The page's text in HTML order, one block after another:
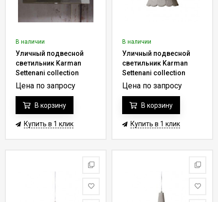
В наличии
Уличный подвесной
светильник Karman
Settenani collection
SE687N7-EXT
Цена по запросу
В корзину
Купить в 1 клик
В наличии
Уличный подвесной
светильник Karman
Settenani collection
SE685N5-EXT
Цена по запросу
В корзину
Купить в 1 клик